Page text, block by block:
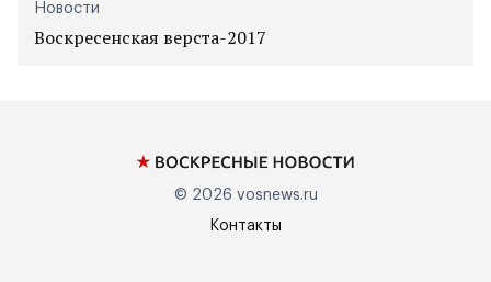
Новости
Воскресенская верста-2017
© 2026 vosnews.ru
Контакты